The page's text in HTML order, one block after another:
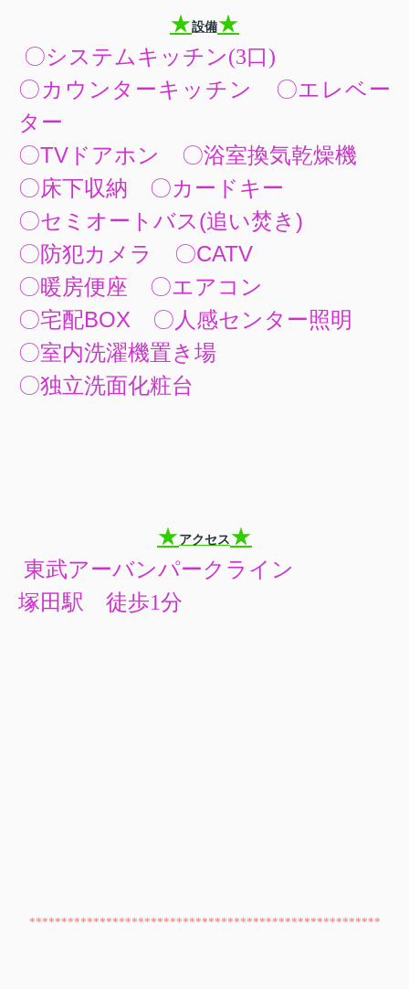
★設備★
〇システムキッチン(3口)
〇カウンターキッチン 〇エレベー
ター
〇TVドアホン 〇浴室換気乾燥機
〇床下収納 〇カードキー
〇セミオートバス(追い焚き)
〇防犯カメラ 〇CATV
〇暖房便座 〇エアコン
〇宅配BOX 〇人感センター照明
〇室内洗濯機置き場
〇独立洗面化粧台
★アクセス★
東武アーバンパークライン
塚田駅 徒歩1分
*******************************************************